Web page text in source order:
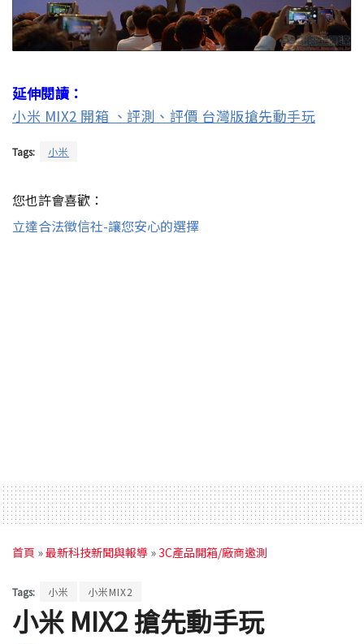
延伸閱讀：
小米 MIX2 開箱 、評測、評價 台灣版搶先動手玩
Tags: 小米
您也許會喜歡：
立達合法徵信社-讓您安心的選擇
首頁 »最新科技新聞與報導 »3C產品開箱/廠商邀測
Tags: 小米 小米MIX2
小米 MIX2 搶先動手玩